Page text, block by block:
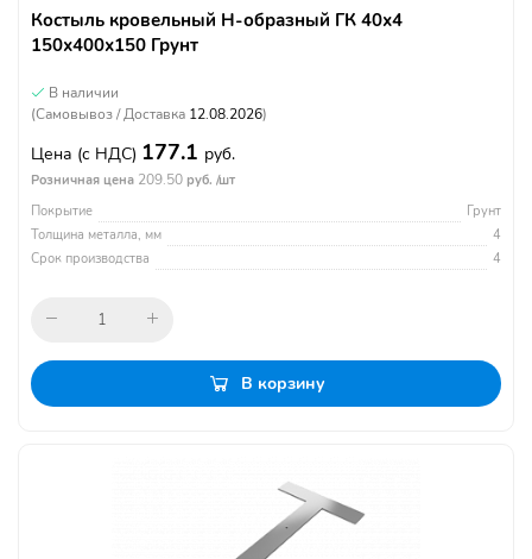
Костыль кровельный Н-образный ГК 40х4
150х400х150 Грунт
В наличии
(Самовывоз / Доставка 12.08.2026)
Цена (с НДС) 177.1 руб.
Розничная цена 209.50 руб. /шт
Покрытие
Грунт
Толщина металла, мм
4
Срок производства
4
В корзину